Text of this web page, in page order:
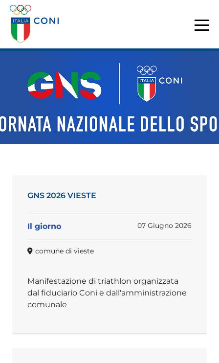
GNS 2026 VIESTE
Il giorno 07 Giugno 2026
comune di vieste
Manifestazione di triathlon organizzata
dal fiduciario Coni e dall'amministrazione
comunale